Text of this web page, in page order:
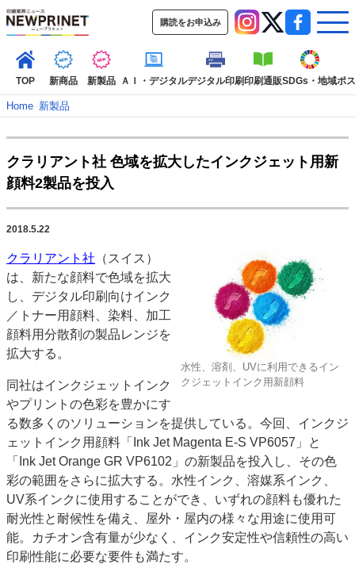
購読をお申込み
TOP 新商品 新製品 ＡＩ・デジタルデジタル印刷印刷通販SDGs・地域ポ
TOP
新着記事
インタビュー
コレクション
SDGs・地域
ポストプレス ビジネス イベント 信用情報
業界
市場・統計
人事・移転・異動・訃報
特集記事カテゴリー一覧
2022 見える化・MIS特集
特集・デジタル印刷 アイデアで勝負！ ～多様なビジネス・多彩な商材～
JAPAN PACK 2023 特集
特集・デジタル印刷 ～ 新成長軌道を描く
案内
発刊案内
JFPI印刷用語集 印刷機材年鑑
運営
会社案内
購読・購入申し込み
サイトポリシー
お問い合わせ
Home–新製品
クラリアント社 色域を拡大したインクジェット用新
顔料2製品を投入
2018.5.22
水性、溶剤、UVに利用できるイン
クジェットインク用新顔料
クラリアント社 （スイス）
は、新たな顔料で色域を拡大
し、デジタル印刷向けインク
／トナー用顔料、染料、加工
顔料用分散剤の製品レンジを
拡大する。
同社はインクジェットインク
やプリントの色彩を豊かにす
る数多くのソリューションを提供している。今回、インクジ
ェットインク用顔料「Ink Jet Magenta E-S VP6057」と
「Ink Jet Orange GR VP6102」の新製品を投入し、その色
彩の範囲をさらに拡大する。水性インク、溶媒系インク、
UV系インクに使用することができ、いずれの顔料も優れた
耐光性と耐候性を備え、屋外・屋内の様々な用途に使用可
能。カチオン含有量が少なく、インク安定性や信頼性の高い
印刷性能に必要な要件も満たす。